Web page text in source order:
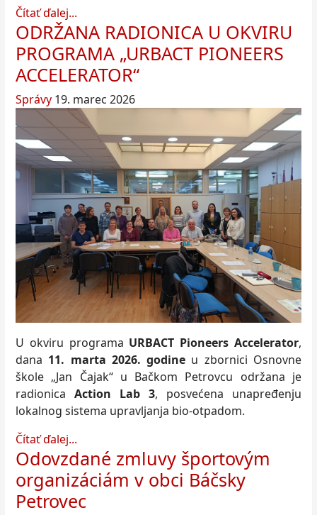
Čítať ďalej...
ODRŽANA RADIONICA U OKVIRU
PROGRAMA „URBACT PIONEERS
ACCELERATOR“
Správy 19. marec 2026
U okviru programa URBACT Pioneers Accelerator,
dana 11. marta 2026. godine u zbornici Osnovne
škole „Jan Čajak“ u Bačkom Petrovcu održana je
radionica Action Lab 3, posvećena unapređenju
lokalnog sistema upravljanja bio-otpadom.
Čítať ďalej...
Odovzdané zmluvy športovým
organizáciám v obci Báčsky
Petrovec